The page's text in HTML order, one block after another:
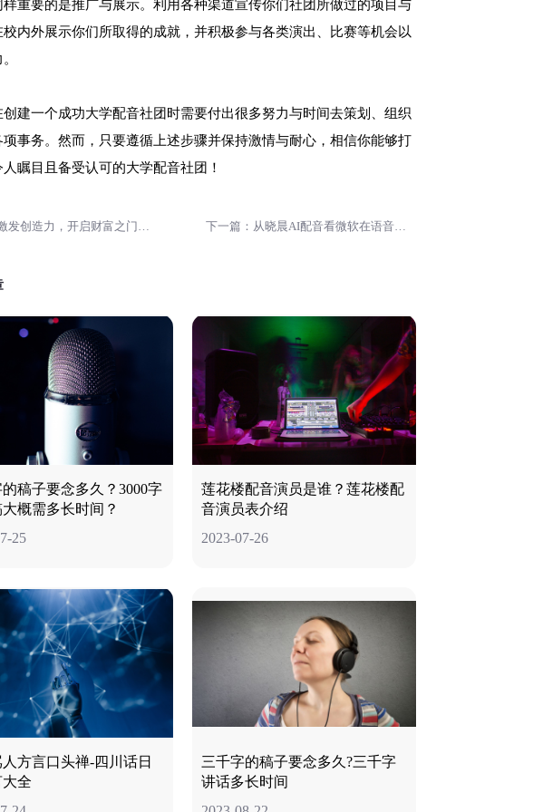
样重要的是推广与展示。利用各种渠道宣传你们社团所做过的项目与
内外展示你们所取得的成就，并积极参与各类演出、比赛等机会以
创建一个成功大学配音社团时需要付出很多努力与时间去策划、组织
项事务。然而，只要遵循上述步骤并保持激情与耐心，相信你能够打
瞩目且备受认可的大学配音社团！
上一篇：激发创造力，开启财富之门——探索影视短视频后期剪辑制作的商业价值 下一篇：从晓晨AI配音看微软在语音技术领域的布局
稿子要念多久？3000字
概需多长时间？
25
莲花楼配音演员是谁？莲花楼配
音演员表介绍
2023-07-26
人方言口头禅-四川话日
全
三千字的稿子要念多久?三千字
讲话多长时间